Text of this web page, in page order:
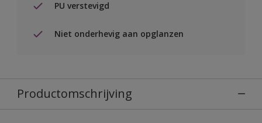
PU verstevigd
Niet onderhevig aan opglanzen
Productomschrijving